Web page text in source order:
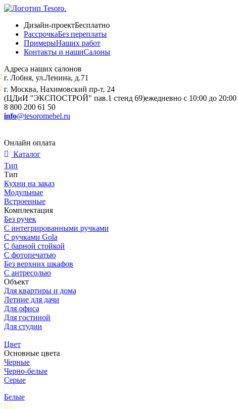
Дизайн-проектБесплатно
РассрочкаБез переплаты
ПримерыНаших работ
Контакты и нашиСалоны
Адреса наших салонов
г. Лобня, ул.Ленина, д.71
г. Москва, Нахимовский пр-т, 24
(ЦДиИ "ЭКСПОСТРОЙ" пав.1 стенд 69)ежедневно с 10:00 до 20:00
8 800 200 61 50
info@tesoromebel.ru
Онлайн оплата
Каталог
Тип
Тип
Кухни на заказ
Модульные
Встроенные
Комплектация
Без ручек
С интегрированными ручками
С ручками Gola
С барной стойкой
С фотопечатью
Без верхних шкафов
С антресолью
Объект
Для квартиры и дома
Летние для дачи
Для офиса
Для гостиной
Для студии
Цвет
Основные цвета
Черные
Черно-белые
Серые
Белые